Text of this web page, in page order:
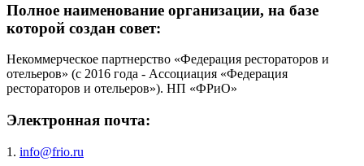
Полное наименование организации, на базе
которой создан совет:
Некоммерческое партнерство «Федерация рестораторов и
отельеров» (с 2016 года - Ассоциация «Федерация
рестораторов и отельеров»). НП «ФРиО»
Электронная почта:
1. info@frio.ru